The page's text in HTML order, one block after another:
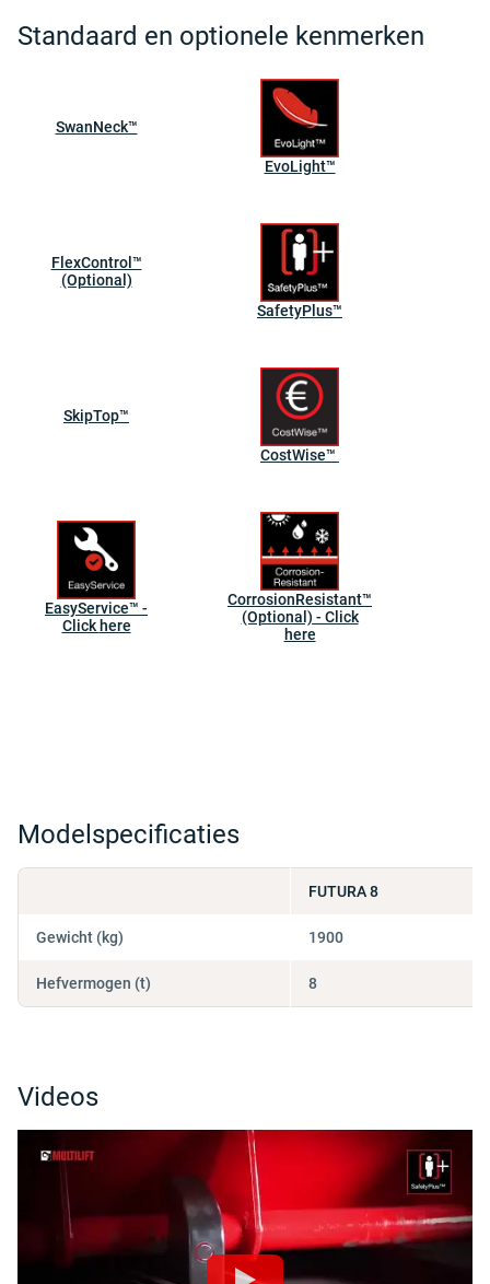
Standaard en optionele kenmerken
SwanNeck™
EvoLight™
FlexControl™
(Optional)
SafetyPlus™
SkipTop™
CostWise™
EasyService™ -
Click here
CorrosionResistant™
(Optional) - Click
here
Modelspecificaties
Gewicht (kg)
Hefvermogen (t)
FUTURA 8
1900
8
Videos